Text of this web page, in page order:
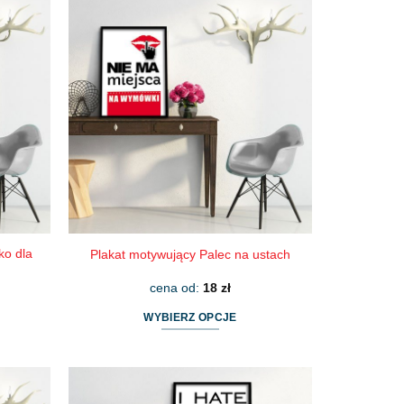
wiele
wariantów.
można
wybrać
stronie
produktu
dla
Plakat motywujący Palec na ustach
cena od: 18 zł
WYBIERZ OPCJE
ma